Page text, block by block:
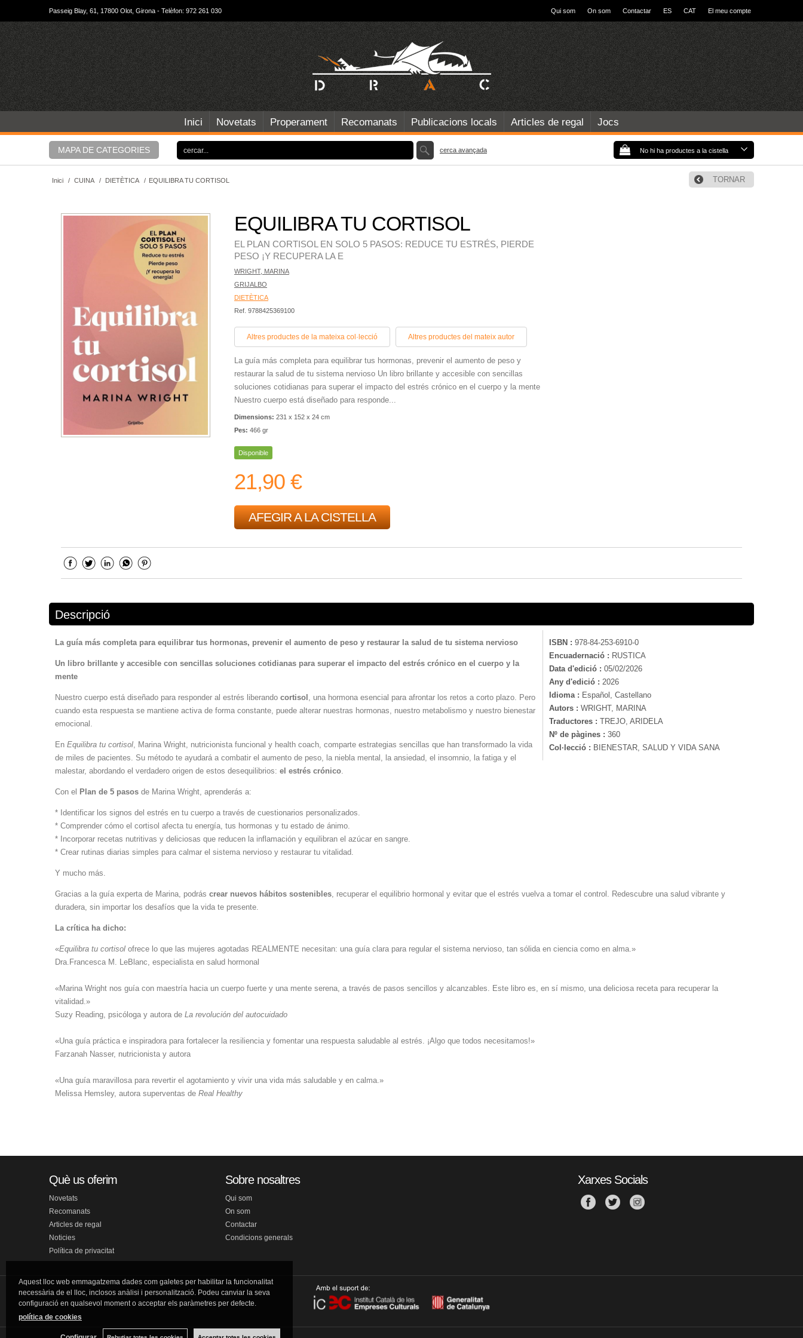
Passeig Blay, 61, 17800 Olot, Girona - Telèfon: 972 261 030 Qui som On som Contactar ES CAT El meu compte
Inici Novetats Properament Recomanats Publicacions locals Articles de regal Jocs
MAPA DE CATEGORIES No hi ha productes a la cistella
cerca avançada
Inici / CUINA / DIETÈTICA / EQUILIBRA TU CORTISOL TORNAR
EQUILIBRA TU CORTISOL
EL PLAN CORTISOL EN SOLO 5 PASOS: REDUCE TU ESTRÉS, PIERDE
PESO ¡Y RECUPERA LA E
WRIGHT, MARINA
GRIJALBO
DIETÈTICA
Ref. 9788425369100
Altres productes de la mateixa col·lecció Altres productes del mateix autor
La guía más completa para equilibrar tus hormonas, prevenir el aumento de peso y
restaurar la salud de tu sistema nervioso Un libro brillante y accesible con sencillas
soluciones cotidianas para superar el impacto del estrés crónico en el cuerpo y la mente
Nuestro cuerpo está diseñado para responde...
Dimensions: 231 x 152 x 24 cm
Pes: 466 gr
Disponible
21,90 €
AFEGIR A LA CISTELLA
Descripció
ISBN : 978-84-253-6910-0
Encuadernació : RUSTICA
Data d'edició : 05/02/2026
Any d'edició : 2026
Idioma : Español, Castellano
Autors : WRIGHT, MARINA
Traductores : TREJO, ARIDELA
Nº de pàgines : 360
Col·lecció : BIENESTAR, SALUD Y VIDA SANA
La guía más completa para equilibrar tus hormonas, prevenir el aumento de peso y restaurar la salud de tu sistema nervioso
Un libro brillante y accesible con sencillas soluciones cotidianas para superar el impacto del estrés crónico en el cuerpo y la
mente
Nuestro cuerpo está diseñado para responder al estrés liberando cortisol , una hormona esencial para afrontar los retos a corto plazo. Pero
cuando esta respuesta se mantiene activa de forma constante, puede alterar nuestras hormonas, nuestro metabolismo y nuestro bienestar
emocional.
En Equilibra tu cortisol, Marina Wright, nutricionista funcional y health coach, comparte estrategias sencillas que han transformado la vida
de miles de pacientes. Su método te ayudará a combatir el aumento de peso, la niebla mental, la ansiedad, el insomnio, la fatiga y el
malestar, abordando el verdadero origen de estos desequilibrios: el estrés crónico.
Con el Plan de 5 pasos de Marina Wright, aprenderás a:
* Identificar los signos del estrés en tu cuerpo a través de cuestionarios personalizados.
* Comprender cómo el cortisol afecta tu energía, tus hormonas y tu estado de ánimo.
* Incorporar recetas nutritivas y deliciosas que reducen la inflamación y equilibran el azúcar en sangre.
* Crear rutinas diarias simples para calmar el sistema nervioso y restaurar tu vitalidad.
Y mucho más.
Gracias a la guía experta de Marina, podrás crear nuevos hábitos sostenibles, recuperar el equilibrio hormonal y evitar que el estrés vuelva a tomar el control. Redescubre una salud vibrante y
duradera, sin importar los desafíos que la vida te presente.
La crítica ha dicho:
«Equilibra tu cortisol ofrece lo que las mujeres agotadas REALMENTE necesitan: una guía clara para regular el sistema nervioso, tan sólida en ciencia como en alma.»
Dra.Francesca M. LeBlanc, especialista en salud hormonal
«Marina Wright nos guía con maestría hacia un cuerpo fuerte y una mente serena, a través de pasos sencillos y alcanzables. Este libro es, en sí mismo, una deliciosa receta para recuperar la
vitalidad.»
Suzy Reading, psicóloga y autora de La revolución del autocuidado
«Una guía práctica e inspiradora para fortalecer la resiliencia y fomentar una respuesta saludable al estrés. ¡Algo que todos necesitamos!»
Farzanah Nasser, nutricionista y autora
«Una guía maravillosa para revertir el agotamiento y vivir una vida más saludable y en calma.»
Melissa Hemsley, autora superventas de Real Healthy
Què us oferim
Novetats
Recomanats
Articles de regal
Noticies
Política de privacitat
Sobre nosaltres
Qui som
On som
Contactar
Condicions generals
Xarxes Socials
Aquest lloc web emmagatzema dades com galetes per habilitar la funcionalitat
necessària de el lloc, inclosos anàlisi i personalització. Podeu canviar la seva
configuració en qualsevol moment o acceptar els paràmetres per defecte.
política de cookies